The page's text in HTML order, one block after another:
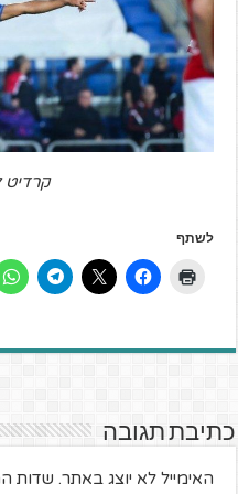
קרדיט
לשתף
כתיבת תגובה
האימייל לא יוצג באתר. שדות